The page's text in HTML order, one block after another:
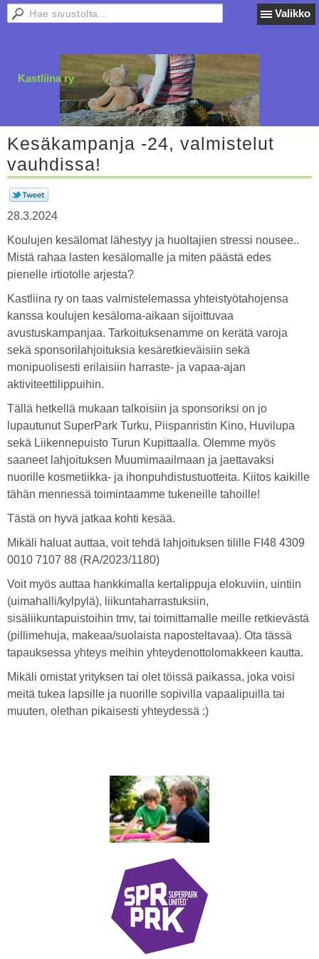
Valikko
Kastliina ry
Kesäkampanja -24, valmistelut
vauhdissa!
28.3.2024
Koulujen kesälomat lähestyy ja huoltajien stressi nousee..
Mistä rahaa lasten kesälomalle ja miten päästä edes
pienelle irtiotolle arjesta?
Kastliina ry on taas valmistelemassa yhteistyötahojensa
kanssa koulujen kesäloma-aikaan sijoittuvaa
avustuskampanjaa. Tarkoituksenamme on kerätä varoja
sekä sponsorilahjoituksia kesäretkieväisiin sekä
monipuolisesti erilaisiin harraste- ja vapaa-ajan
aktiviteettilippuihin.
Tällä hetkellä mukaan talkoisiin ja sponsoriksi on jo
lupautunut SuperPark Turku, Piispanristin Kino, Huvilupa
sekä Liikennepuisto Turun Kupittaalla. Olemme myös
saaneet lahjoituksen Muumimaailmaan ja jaettavaksi
nuorille kosmetiikka- ja ihonpuhdistustuotteita. Kiitos kaikille
tähän mennessä toimintaamme tukeneille tahoille!
Tästä on hyvä jatkaa kohti kesää.
Mikäli haluat auttaa, voit tehdä lahjoituksen tilille FI48 4309
0010 7107 88 (RA/2023/1180)
Voit myös auttaa hankkimalla kertalippuja elokuviin, uintiin
(uimahalli/kylpylä), liikuntaharrastuksiin,
sisäliikuntapuistoihin tmv, tai toimittamalle meille retkievästä
(pillimehuja, makeaa/suolaista naposteltavaa). Ota tässä
tapauksessa yhteys meihin yhteydenottolomakkeen kautta.
Mikäli omistat yrityksen tai olet töissä paikassa, joka voisi
meitä tukea lapsille ja nuorille sopivilla vapaalipuilla tai
muuten, olethan pikaisesti yhteydessä :)